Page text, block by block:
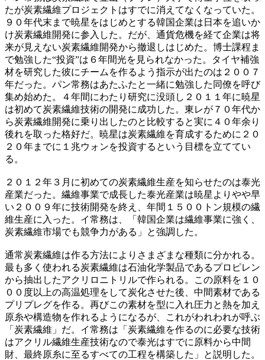
たが炭素繊維プロジェクトはすでに消えてなくなっていた。
９０年代末まで暁星をはじめとする韓国企業は日本を追いか
け炭素繊維開発に参入した。だが、通貨危機を経て企業は将
来が見えない炭素繊維開発から撤退しはじめた。博士課程ま
で勉強した“投資”は６年間光を見られなかった。タイヤ補強
材を研究した彼にチームを作るよう指示が出たのは２００７
年だった。パン常務はあたふたと一緒に勉強した同僚を呼び
集め始めた。４年間にわたり研究に没頭し２０１１年に暁星
は初めて炭素繊維技術の開発に成功した。東レが７０年代か
ら炭素繊維開発に乗り出したのと比較すると実に４０年余り
後れを取った格好だ。暁星は炭素繊維を育成するために２０
２０年までに１兆ウォンを投資するという目標を立ててい
る。
２０１２年３月に初めての炭素繊維生産を知らせたのは泰光
産業だった。繊維事業で成長した泰光産業は暁星よりやや早
い２００９年に技術開発を終え、年間１５００トン規模の繊
維生産に入った。イ常務は、「韓国企業は繊維事業に強く、
炭素繊維市場でも競争力がある」と強調した。
通常炭素繊維は作る方法によりさまざまな種類に分かれる。
最も多く使われる炭素繊維は石油化学製品であるプロピレン
から抽出したアクリロニトリルで作られる。この原料を１０
００度以上の高温処理をして炭化させた後、中間素材である
プリプレグを作る。再びこの素材を型に入れ圧力と熱を加え
原糸や構造物を作れるようになるが、これがわれわれが呼ぶ
「炭素繊維」だ。イ常務は「炭素繊維を作るのに必要な技術
はアクリル繊維生産技術なので泰光はすでに原料から中間
財、最終原糸に至るすべての工程を構築した」と説明した。